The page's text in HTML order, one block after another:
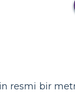
resmi bir